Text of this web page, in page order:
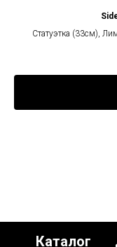
Статуэтка (33см),
Каталог